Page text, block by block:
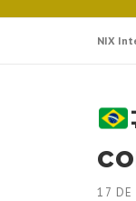
NIX
17 DE